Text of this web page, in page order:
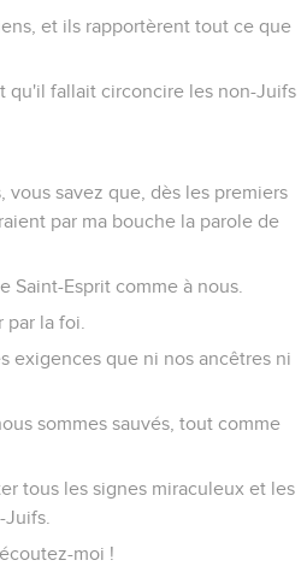
et ils rapportèrent tout ce que
qu'il fallait circoncire les non-Juifs
vous savez que, dès les premiers
par ma bouche la parole de
Esprit comme à nous.
la foi.
exigences que ni nos ancêtres ni
sommes sauvés, tout comme
tous les signes miraculeux et les
moi !